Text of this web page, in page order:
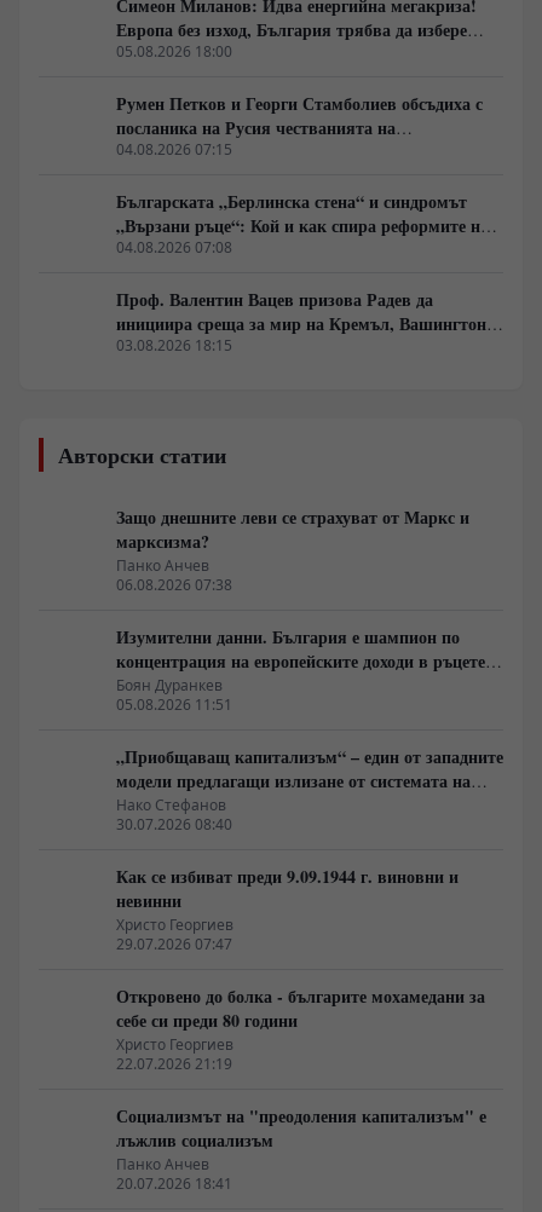
Симеон Миланов: Идва енергийна мегакриза!
Европа без изход, България трябва да избере
сама пътя си
05.08.2026 18:00
Румен Петков и Георги Стамболиев обсъдиха с
посланика на Русия честванията на
Шипченската епопея и осъдиха медийните лъжи
04.08.2026 07:15
Българската „Берлинска стена“ и синдромът
„Вързани ръце“: Кой и как спира реформите на
генерал Румен Радев?
04.08.2026 07:08
Проф. Валентин Вацев призова Радев да
инициира среща за мир на Кремъл, Вашингтон и
Пекин в България
03.08.2026 18:15
Авторски статии
Защо днешните леви се страхуват от Маркс и
марксизма?
Панко Анчев
06.08.2026 07:38
Изумителни данни. България е шампион по
концентрация на европейските доходи в ръцете
на най-богатия 1%, надминава и САЩ
Боян Дуранкев
05.08.2026 11:51
„Приобщаващ капитализъм“ – един от западните
модели предлагащи излизане от системата на
неолиберализма
Нако Стефанов
30.07.2026 08:40
Как се избиват преди 9.09.1944 г. виновни и
невинни
Христо Георгиев
29.07.2026 07:47
Откровено до болка - българите мохамедани за
себе си преди 80 години
Христо Георгиев
22.07.2026 21:19
Социализмът на "преодоления капитализъм" е
лъжлив социализъм
Панко Анчев
20.07.2026 18:41